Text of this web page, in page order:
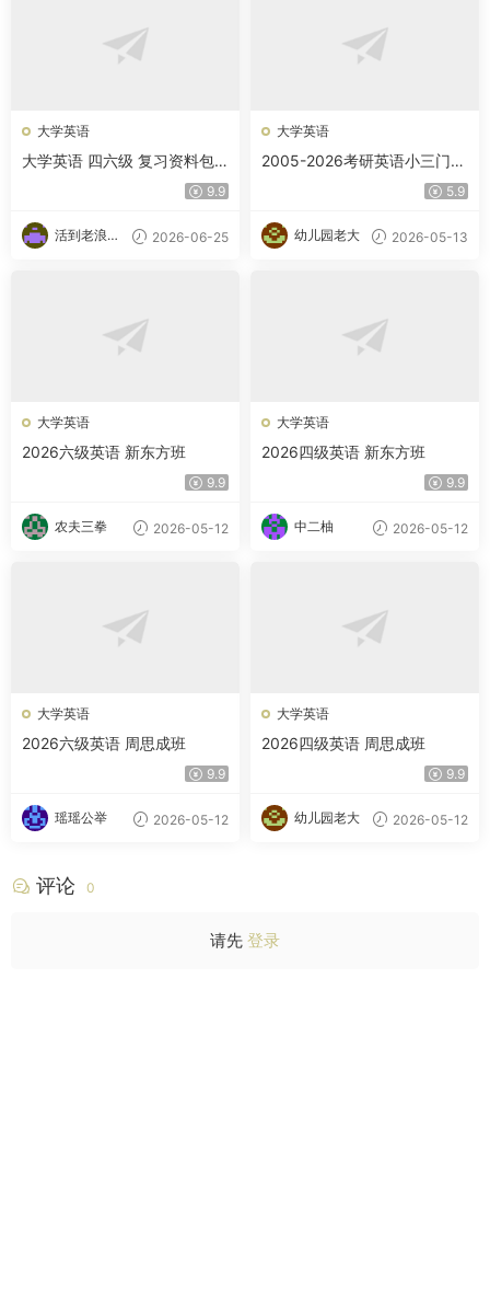
大学英语
大学英语 四六级 复习资料包
9.9
活到老浪到
2026-06-25
大学英语
2005-2026考研英语小三门真
题整理（完型+新题型+翻译）
5.9
幼儿园老大 2026-05-13
大学英语
2026六级英语 新东方班
9.9
农夫三拳 2026-05-12
大学英语
2026四级英语 新东方班
9.9
中二柚 2026-05-12
大学英语
2026六级英语 周思成班
9.9
瑶瑶公举 2026-05-12
大学英语
2026四级英语 周思成班
9.9
幼儿园老大 2026-05-12
评论 0
请先 登录